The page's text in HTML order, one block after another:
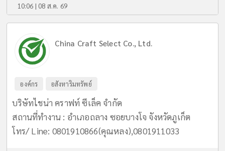
10:06 | 08 ส.ค. 69
China Craft Select Co., Ltd.
องค์กร อสังหาริมทรัพย์
บริษัทไชน่า คราฟท์ ซีเล็ค จำกัด
สถานที่ทำงาน : อำเภอถลาง ซอยบางโจ จังหวัดภูเก็ต
โทร/ Line: 0801910866(คุณหลง),0801911033